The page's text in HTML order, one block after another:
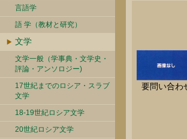
言語学
語 学（教材と研究）
文学
文学一般（学事典・文学史・
評論・アンソロジー)
17世紀までのロシア・スラブ
文学
18-19世紀ロシア文学
20世紀ロシア文学
要問い合わ